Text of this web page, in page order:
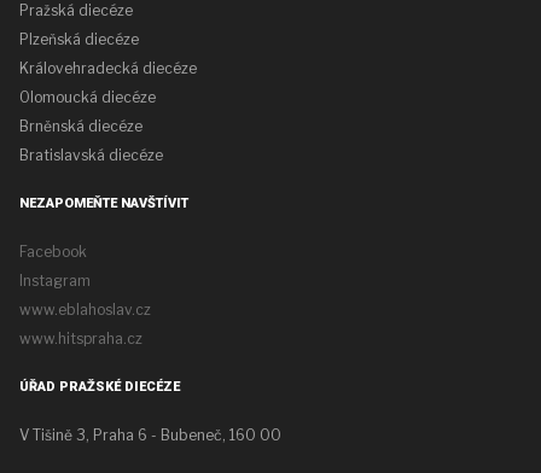
Pražská diecéze
Plzeňská diecéze
Královehradecká diecéze
Olomoucká diecéze
Brněnská diecéze
Bratislavská diecéze
NEZAPOMEŇTE NAVŠTÍVIT
Facebook
Instagram
www.eblahoslav.cz
www.hitspraha.cz
ÚŘAD PRAŽSKÉ DIECÉZE
V Tišině 3, Praha 6 - Bubeneč, 160 00